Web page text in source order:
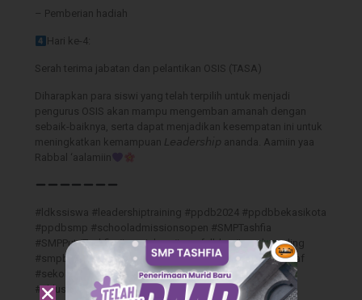
– Pemberian hadiah
Hari ke-4:
Serah terima jabatan dan pelantikan OSIS (TASA)
Diharapkan para siswi yang telah terpilih untuk menjadi
pengurus OSIS akan mampu mengemban amanah dengan
sebaik-baiknya, serta dapat menjadikan kesempatan ini untuk
meningkatkan kemampuan 𝘓𝘦𝘢𝘥𝘦𝘳𝘴𝘩𝘪𝘱 ananda. Aamiin yaa
Rabbal ‘aalamiin
#ldkssiswa #leadershiptraining #ppdb2024 #ppdbbekasikota
#ppdbsmp #schooladmissionsopen #SMPTashfia
#SMPPutriTashfia #smpislam #smpfullday #smpboarding
#smpbekasi #kotabekasi #sekolahsunnah #sekolahsalaf
#sekolahpenggerak #pesantrenputri #manhajsalaf
#ahlussunnahwaljamaah